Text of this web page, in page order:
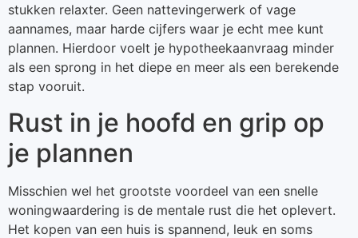
stukken relaxter. Geen nattevingerwerk of vage
aannames, maar harde cijfers waar je echt mee kunt
plannen. Hierdoor voelt je hypotheekaanvraag minder
als een sprong in het diepe en meer als een berekende
stap vooruit.
Rust in je hoofd en grip op
je plannen
Misschien wel het grootste voordeel van een snelle
woningwaardering is de mentale rust die het oplevert.
Het kopen van een huis is spannend, leuk en soms